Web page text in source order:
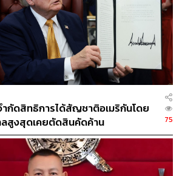
ม 2022 ก็ต่างเป็นกลไกในการแก้ไข
ารทูตในทางสันติวิธี
ความมั่นคง’ (Security Guarantee)
ที่
ญถึงขั้นเป็น ‘ความเป็นความตายของ
สำคัญว่าด้วยการรับประกันว่ายูเครนจะ
ก NATO โดยถือเป็นคุณค่าและผล
ในการรักษาดุลแห่งอำนาจและอิทธิพล
’ ของตัวเองนั้นถูกปฏิเสธอย่างไม่ไยดี
ป็นก้าวสุดท้ายของรัสเซียที่ไม่อาจก้าว
าจเปิดโอกาสให้รัสเซียตอบโต้ใน
ำกัดสิทธิการได้สัญชาติอเมริกันโดย
สูงสุดเคยตัดสินคัดค้าน
75